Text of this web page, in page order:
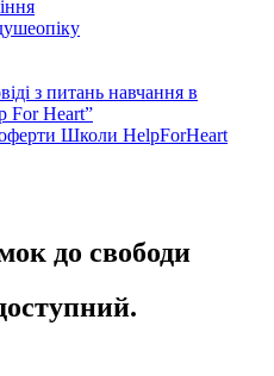
з питань навчання в
For Heart”
оферти Школи HelpForHeart
до свободи